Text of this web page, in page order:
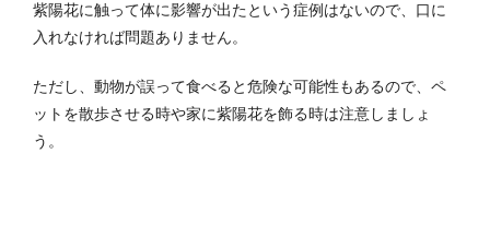
紫陽花に触って体に影響が出たという症例はないので、口に
入れなければ問題ありません。
ただし、動物が誤って食べると危険な可能性もあるので、ペ
ットを散歩させる時や家に紫陽花を飾る時は注意しましょ
う。